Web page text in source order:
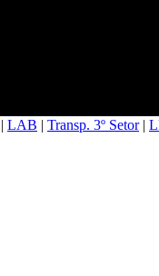
| LAB | Transp. 3º Setor|